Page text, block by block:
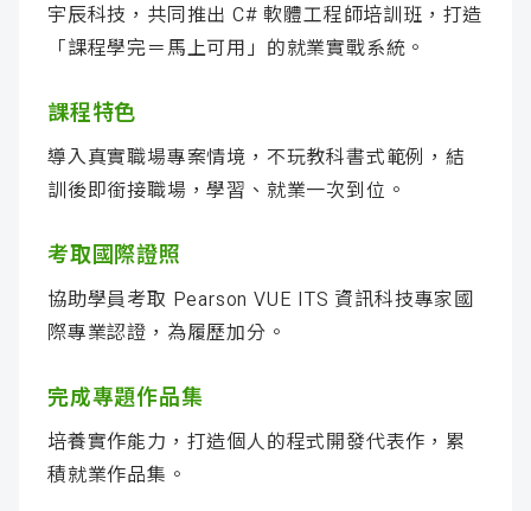
宇辰科技，共同推出 C# 軟體工程師培訓班，打造
「課程學完＝馬上可用」的就業實戰系統。
課程特色
導入真實職場專案情境，不玩教科書式範例，結
訓後即銜接職場，學習、就業一次到位。
考取國際證照
協助學員考取 Pearson VUE ITS 資訊科技專家國
際專業認證，為履歷加分。
完成專題作品集
培養實作能力，打造個人的程式開發代表作，累
積就業作品集。